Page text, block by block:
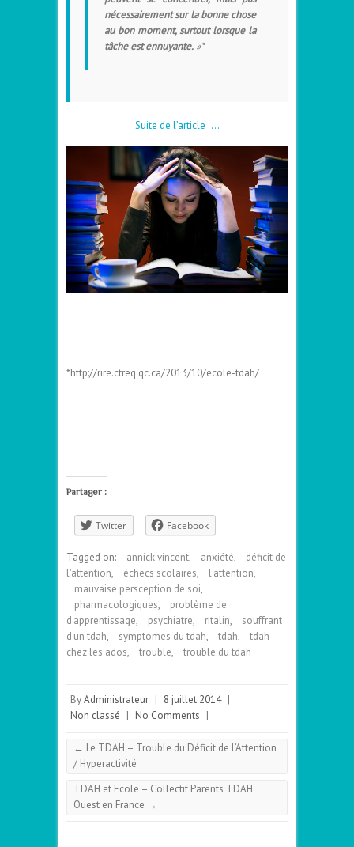
nécessairement sur la bonne chose
au bon moment, surtout lorsque la
tâche est ennuyante. »*
Suite de l’article ….
*http://rire.ctreq.qc.ca/2013/10/ecole-tdah/
Partager :
Twitter Facebook
Tagged on: annick vincent, anxiété,
déficit de
l'attention, échecs scolaires, l'attention,
mauvaise persception de soi,
pharmacologiques,
problème de
d'apprentissage, psychiatre, ritalin,
souffrant
d'un tdah, symptomes du tdah, tdah,
tdah
chez les ados, trouble, trouble du tdah
ByAdministrateur | 8 juillet 2014 |
Non classé | No Comments |
← Le TDAH – Trouble du Déficit de l’Attention
/ Hyperactivité
TDAH et Ecole – Collectif Parents TDAH
Ouest en France →